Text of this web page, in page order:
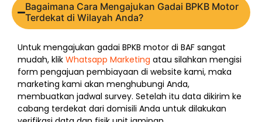
Bagaimana Cara Mengajukan Gadai BPKB Motor
Terdekat di Wilayah Anda?
Untuk mengajukan gadai BPKB motor di BAF sangat
mudah, klik Whatsapp Marketing atau silahkan mengisi
form pengajuan pembiayaan di website kami, maka
marketing kami akan menghubungi Anda,
membuatkan jadwal survey. Setelah itu data dikirim ke
cabang terdekat dari domisili Anda untuk dilakukan